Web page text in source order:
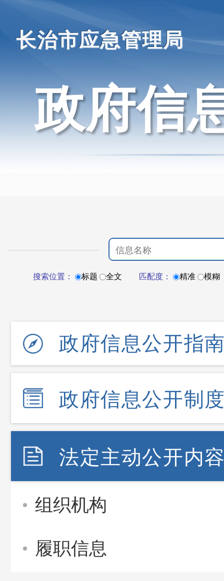
长治市应急管理局
政府信
搜索位置： 标题 全文 匹配度： 精准 模糊
政府信息公开指
政府信息公开制
法定主动公开内
组织机构
履职信息